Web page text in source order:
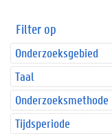
Filter op
Onderzoeksgebied
Taal
Onderzoeksmethode
Tijdsperiode